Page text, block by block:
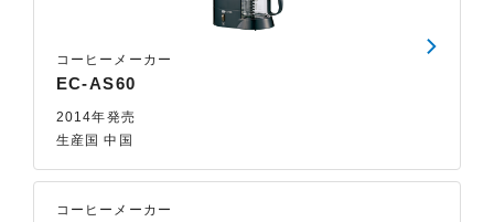
コーヒーメーカー
EC-AS60
2014年発売
生産国 中国
コーヒーメーカー